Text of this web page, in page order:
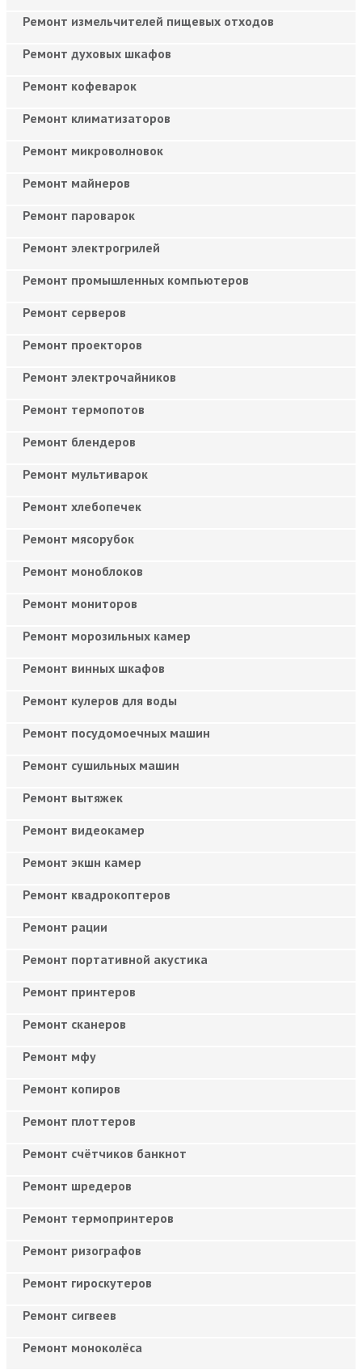
Ремонт измельчителей пищевых отходов
Ремонт духовых шкафов
Ремонт кофеварок
Ремонт климатизаторов
Ремонт микроволновок
Ремонт майнеров
Ремонт пароварок
Ремонт электрогрилей
Ремонт промышленных компьютеров
Ремонт серверов
Ремонт проекторов
Ремонт электрочайников
Ремонт термопотов
Ремонт блендеров
Ремонт мультиварок
Ремонт хлебопечек
Ремонт мясорубок
Ремонт моноблоков
Ремонт мониторов
Ремонт морозильных камер
Ремонт винных шкафов
Ремонт кулеров для воды
Ремонт посудомоечных машин
Ремонт сушильных машин
Ремонт вытяжек
Ремонт видеокамер
Ремонт экшн камер
Ремонт квадрокоптеров
Ремонт рации
Ремонт портативной акустика
Ремонт принтеров
Ремонт сканеров
Ремонт мфу
Ремонт копиров
Ремонт плоттеров
Ремонт счётчиков банкнот
Ремонт шредеров
Ремонт термопринтеров
Ремонт ризографов
Ремонт гироскутеров
Ремонт сигвеев
Ремонт моноколёса